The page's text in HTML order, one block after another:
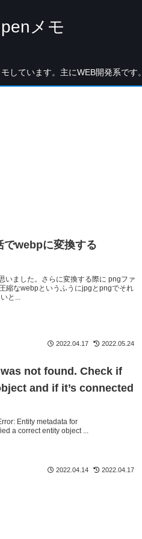
メモ
しています。主にWEB開発系です。
でwebpに変換する
いました。さらに変換する際に pngファ
なwebpというふうにjpgとpngでそれ
と...
2022.04.17 2022.05.24
not found. Check if
and if it’s connected
Entity metadata for
a correct entity object ...
2022.04.14 2022.04.17